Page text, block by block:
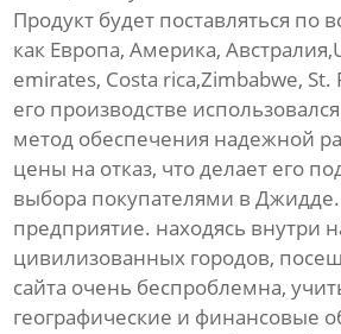
Продукт будет поставляться по
как Европа, Америка,
emirates, Costa rica,Zimbabwe,
его производстве
метод обеспечения надежной
цены на отказ, что делает его
выбора покупателями в
предприятие. находясь внутри
цивилизованных городов,
сайта очень беспроблемна,
географические и финансовые